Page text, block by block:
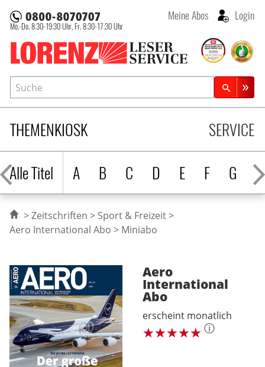
Lorenz Leserservice
Mo.-Do. 8:30-19:30 Uhr, Fr. 8:30-17:30 Uhr
Meine Abos Login
THEMENKIOSK
Alle Titel
A B C D E F G H
SERVICE
Suche
Zeitschriftensuche
Zeitschriften
Sport & Freizeit
Aero International Abo
Miniabo
Aero
International
Abo
erscheint monatlich
ⓘ